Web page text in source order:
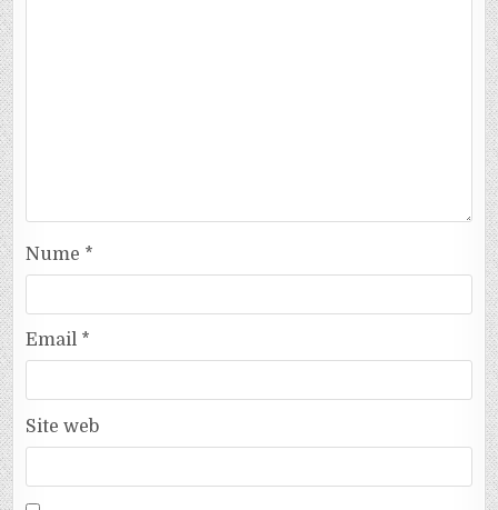
Nume *
Email *
Site web